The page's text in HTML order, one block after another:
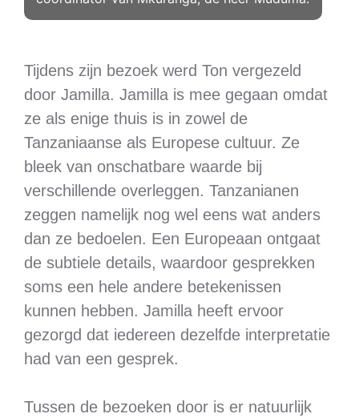
Tijdens zijn bezoek werd Ton vergezeld
door Jamilla. Jamilla is mee gegaan omdat
ze als enige thuis is in zowel de
Tanzaniaanse als Europese cultuur. Ze
bleek van onschatbare waarde bij
verschillende overleggen. Tanzanianen
zeggen namelijk nog wel eens wat anders
dan ze bedoelen. Een Europeaan ontgaat
de subtiele details, waardoor gesprekken
soms een hele andere betekenissen
kunnen hebben. Jamilla heeft ervoor
gezorgd dat iedereen dezelfde interpretatie
had van een gesprek.
Tussen de bezoeken door is er natuurlijk